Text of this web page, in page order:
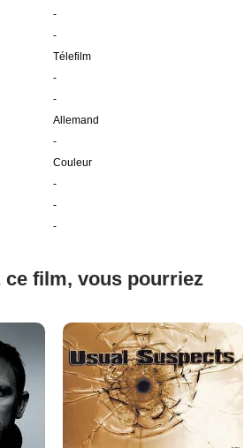
-
-
Télefilm
-
-
Allemand
-
Couleur
-
-
-
ce film, vous pourriez